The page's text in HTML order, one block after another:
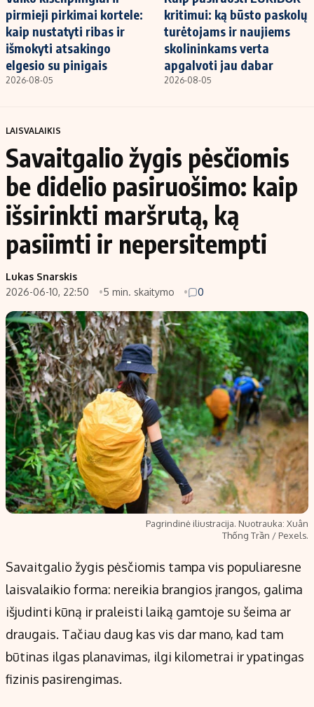
pirmieji pirkimai kortele:
kaip nustatyti ribas ir
išmokyti atsakingo
elgesio su pinigais
2026-08-05
kritimui: ką būsto paskolų
turėtojams ir naujiems
skolininkams verta
apgalvoti jau dabar
2026-08-05
LAISVALAIKIS
Savaitgalio žygis pėsčiomis
be didelio pasiruošimo: kaip
išsirinkti maršrutą, ką
pasiimti ir nepersitempti
Lukas Snarskis
2026-06-10, 22:50
5 min. skaitymo 0
Pagrindinė iliustracija. Nuotrauka: Xuân
Thống Trần / Pexels.
Savaitgalio žygis pėsčiomis tampa vis populiaresne
laisvalaikio forma: nereikia brangios įrangos, galima
išjudinti kūną ir praleisti laiką gamtoje su šeima ar
draugais. Tačiau daug kas vis dar mano, kad tam
būtinas ilgas planavimas, ilgi kilometrai ir ypatingas
fizinis pasirengimas.